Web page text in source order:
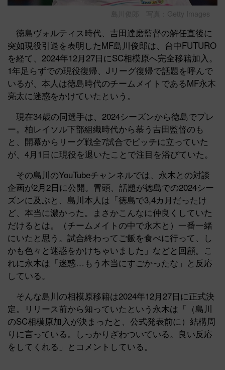
島川俊郎 写真：Getty Images
徳島ヴォルティス時代、吉田達磨監督の解任直後に
突如現役引退を表明したMF島川俊郎は、台中FUTURO
を経て、2024年12月27日にSC相模原へ完全移籍加入。
1年足らずでの現役復帰、Jリーグ復帰で話題を呼んで
いるが、本人は徳島時代のチームメイトであるMF永木
亮太に迷惑をかけていたという。
現在34歳の同選手は、2024シーズンから徳島でプレ
ー。柏レイソル下部組織時代から慕う吉田監督のも
と、開幕からリーグ戦全7試合でピッチに立っていた
が、4月1日に現役を退いたことで注目を浴びていた。
その島川のYouTubeチャンネルでは、永木との対談
企画が2月2日に公開。冒頭、話題が徳島での2024シー
ズンに及ぶと、島川本人は「徳島で3,4カ月だったけ
ど、本当に濃かった。まさかこんなに仲良くしていた
だけるとは。（チームメイトの中で永木と）一番一緒
にいたと思う。試合終わってご飯を食べに行って、し
かも色々と迷惑をかけちゃいました」などと回顧。こ
れに永木は「迷惑…もう本当にすごかったな」と反応
している。
そんな島川の相模原移籍は2024年12月27日に正式決
定。リリース前から知っていたという永木は「（島川
のSC相模原加入が決まったと、公式発表前に）結構周
りに言っている。しっかりざわついている。良い反応
をしてくれる」とコメントしている。